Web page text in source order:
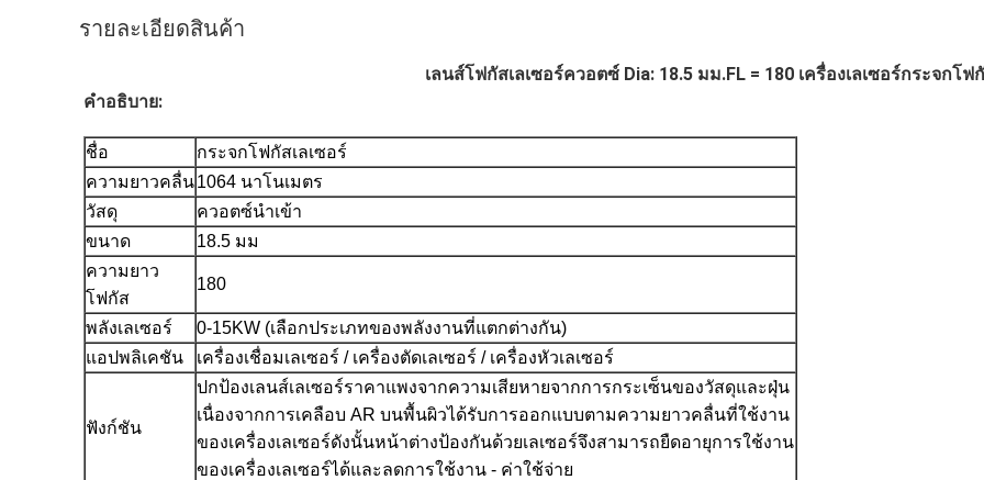
รายละเอียดสินค้า
เลนส์โฟกัสเลเซอร์ควอตซ์ Dia: 18.5 มม.FL = 180 เครื่องเลเซอร์กระจกโฟ
คำอธิบาย:
ชื่อ
กระจกโฟกัสเลเซอร์
ความยาวคลื่น1064 นาโนเมตร
วัสดุ
ควอตซ์นำเข้า
ขนาด
18.5 มม
ความยาว
โฟกัส
180
พลังเลเซอร์
0-15KW (เลือกประเภทของพลังงานที่แตกต่างกัน)
แอปพลิเคชัน
เครื่องเชื่อมเลเซอร์ / เครื่องตัดเลเซอร์ / เครื่องหัวเลเซอร์
ฟังก์ชัน
ปกป้องเลนส์เลเซอร์ราคาแพงจากความเสียหายจากการกระเซ็นของวัสดุและฝุ่น
เนื่องจากการเคลือบ AR บนพื้นผิวได้รับการออกแบบตามความยาวคลื่นที่ใช้งาน
ของเครื่องเลเซอร์ดังนั้นหน้าต่างป้องกันด้วยเลเซอร์จึงสามารถยืดอายุการใช้งาน
ของเครื่องเลเซอร์ได้และลดการใช้งาน - ค่าใช้จ่าย